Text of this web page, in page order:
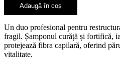
Adaugă în coș
Un duo profesional pentru
fragil. Șamponul curăță și fortifică,
protejează fibra capilară, oferind
vitalitate.